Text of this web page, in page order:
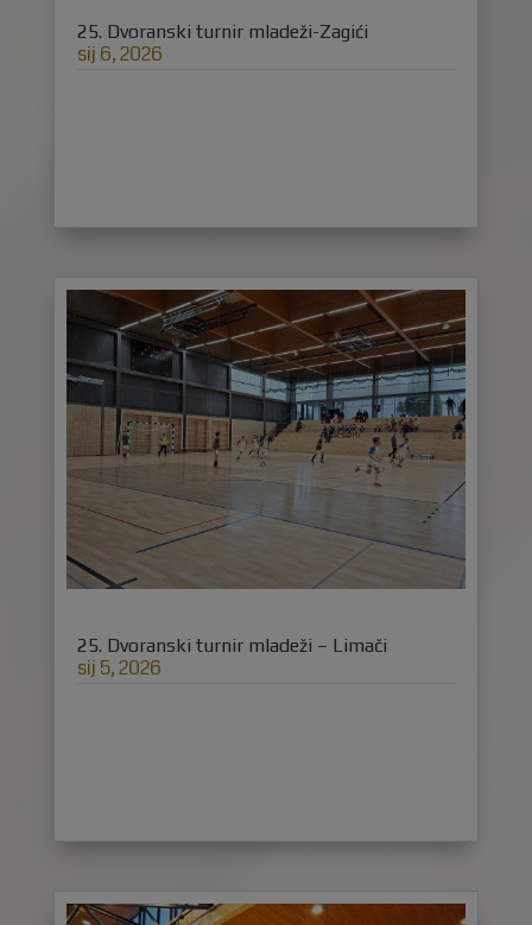
25. Dvoranski turnir mladeži-Zagići
sij 6, 2026
25. Dvoranski turnir mladeži – Limači
sij 5, 2026